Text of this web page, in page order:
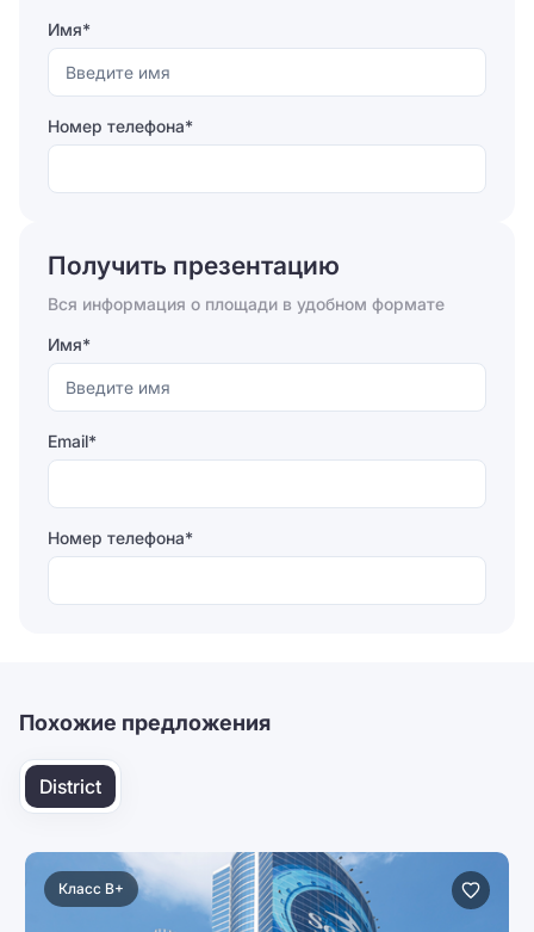
Имя*
Номер телефона*
Отправить
Получить презентацию
Вся информация о площади в удобном формате
Имя*
Email*
Номер телефона*
Похожие предложения
District
Класс B+